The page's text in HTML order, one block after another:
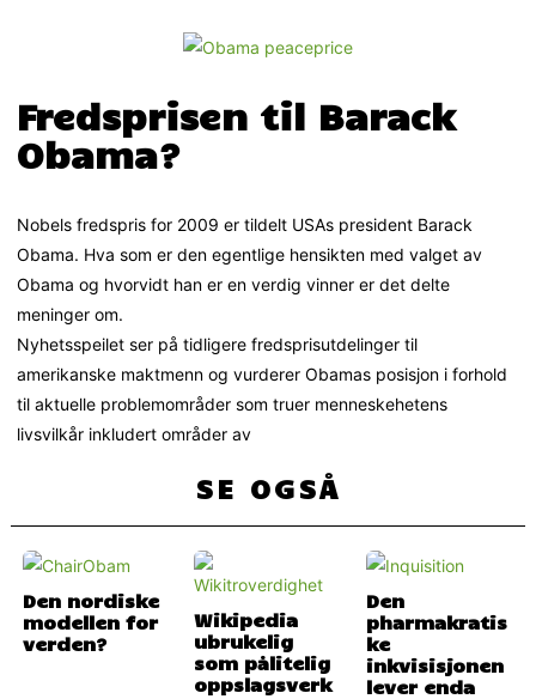
Fredsprisen til Barack
Obama?
Nobels fredspris for 2009 er tildelt USAs president Barack
Obama. Hva som er den egentlige hensikten med valget av
Obama og hvorvidt han er en verdig vinner er det delte
meninger om.
Nyhetsspeilet ser på tidligere fredsprisutdelinger til
amerikanske maktmenn og vurderer Obamas posisjon i forhold
til aktuelle problemområder som truer menneskehetens
livsvilkår inkludert områder av
SE OGSÅ
Den nordiske
modellen for
verden?
Wikipedia
ubrukelig
som pålitelig
oppslagsverk
Den
pharmakratis
ke
inkvisisjonen
lever enda